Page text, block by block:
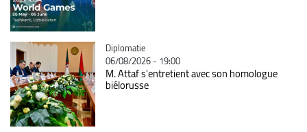
Catégorie
Diplomatie
06/08/2026 - 19:00
M. Attaf s'entretient avec son homologue
biélorusse